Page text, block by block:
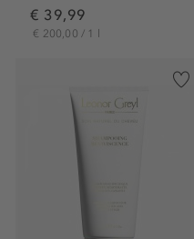
€ 39,99
€ 200,00 / 1 l